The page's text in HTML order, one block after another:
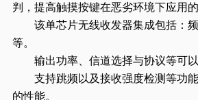
判，提高触摸按键在恶劣环境下应用
该单芯片无线收发器集成包括：
等。
输出功率、信道选择与协议等可
支持跳频以及接收强度检测等功
的性能。